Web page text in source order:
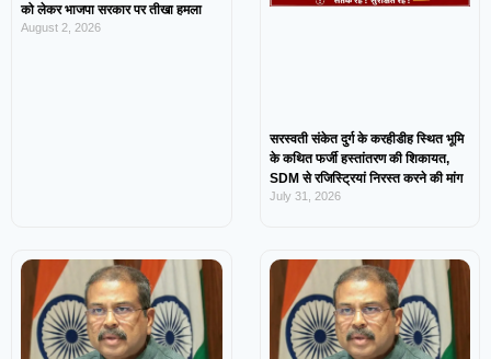
को लेकर भाजपा सरकार पर तीखा हमला
August 2, 2026
सरस्वती संकेत दुर्ग के करहीडीह स्थित भूमि
के कथित फर्जी हस्तांतरण की शिकायत,
SDM से रजिस्ट्रियां निरस्त करने की मांग
July 31, 2026